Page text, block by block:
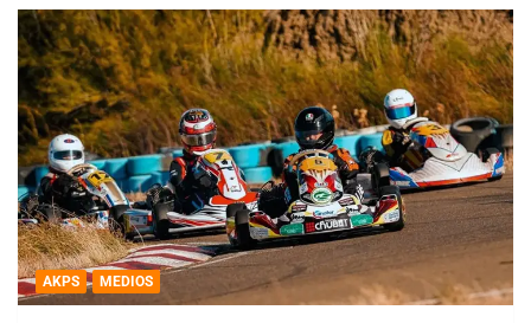
AKPS MEDIOS